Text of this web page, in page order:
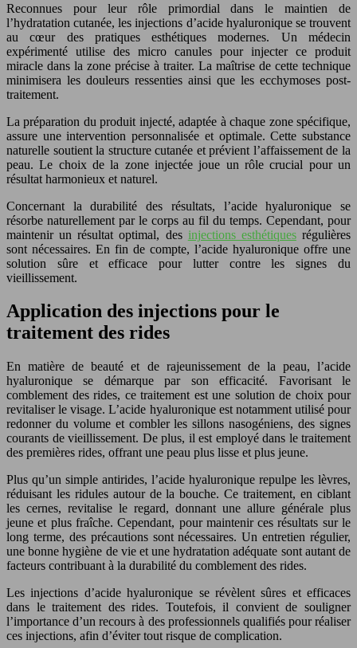
Reconnues pour leur rôle primordial dans le maintien de
l’hydratation cutanée, les injections d’acide hyaluronique se trouvent
au cœur des pratiques esthétiques modernes. Un médecin
expérimenté utilise des micro canules pour injecter ce produit
miracle dans la zone précise à traiter. La maîtrise de cette technique
minimisera les douleurs ressenties ainsi que les ecchymoses post-
traitement.
La préparation du produit injecté, adaptée à chaque zone spécifique,
assure une intervention personnalisée et optimale. Cette substance
naturelle soutient la structure cutanée et prévient l’affaissement de la
peau. Le choix de la zone injectée joue un rôle crucial pour un
résultat harmonieux et naturel.
Concernant la durabilité des résultats, l’acide hyaluronique se
résorbe naturellement par le corps au fil du temps. Cependant, pour
maintenir un résultat optimal, des injections esthétiquesrégulières
sont nécessaires. En fin de compte, l’acide hyaluronique offre une
solution sûre et efficace pour lutter contre les signes du
vieillissement.
Application des injections pour le
traitement des rides
En matière de beauté et de rajeunissement de la peau, l’acide
hyaluronique se démarque par son efficacité. Favorisant le
comblement des rides, ce traitement est une solution de choix pour
revitaliser le visage. L’acide hyaluronique est notamment utilisé pour
redonner du volume et combler les sillons nasogéniens, des signes
courants de vieillissement. De plus, il est employé dans le traitement
des premières rides, offrant une peau plus lisse et plus jeune.
Plus qu’un simple antirides, l’acide hyaluronique repulpe les lèvres,
réduisant les ridules autour de la bouche. Ce traitement, en ciblant
les cernes, revitalise le regard, donnant une allure générale plus
jeune et plus fraîche. Cependant, pour maintenir ces résultats sur le
long terme, des précautions sont nécessaires. Un entretien régulier,
une bonne hygiène de vie et une hydratation adéquate sont autant de
facteurs contribuant à la durabilité du comblement des rides.
Les injections d’acide hyaluronique se révèlent sûres et efficaces
dans le traitement des rides. Toutefois, il convient de souligner
l’importance d’un recours à des professionnels qualifiés pour réaliser
ces injections, afin d’éviter tout risque de complication.